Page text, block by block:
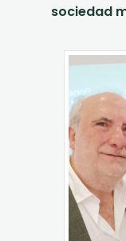
sociedad